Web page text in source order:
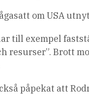
om USA
till exempel
resurser”. Brott
påpekat att